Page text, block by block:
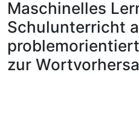
FAQ
Leitlinien
Zurück zur Startseite
Maschinelles
Schulunterricht
zur